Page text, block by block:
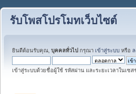
รับโพสโปรโมทเว็บไซต์
ยินดีต้อนรับคุณ, บุคคลทั่วไป กรุณา เข้าสู่ระบบ หรือ
เข้าสู่ระบบด้วยชื่อผู้ใช้ รหัสผ่าน และระยะเวลาในเซ